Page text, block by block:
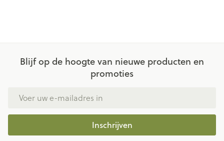
Blijf op de hoogte van nieuwe producten en
promoties
Inschrijven